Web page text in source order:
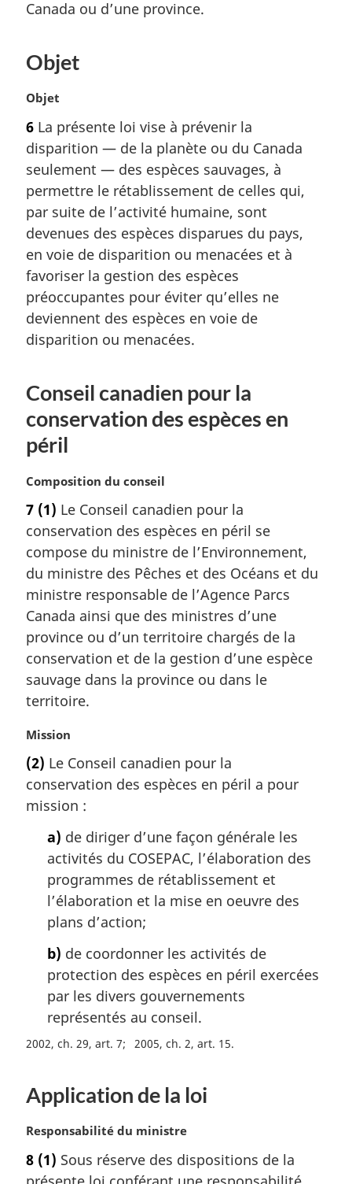
e
r
i
a
l
e
Canada ou d’une province.
Objet
N
t
e
m
a
r
g
i
n
a
e
:
Objet
6 La présente loi vise à prévenir la
disparition — de la planète ou du Canada
seulement — des espèces sauvages, à
permettre le rétablissement de celles qui,
par suite de l’activité humaine, sont
devenues des espèces disparues du pays,
en voie de disparition ou menacées et à
favoriser la gestion des espèces
préoccupantes pour éviter qu’elles ne
deviennent des espèces en voie de
disparition ou menacées.
Conseil canadien pour la
conservation des espèces en
péril
N
t
e
m
a
g
i
n
a
e
:
Composition du conseil
7 (1) Le Conseil canadien pour la
conservation des espèces en péril se
compose du ministre de l’Environnement,
du ministre des Pêches et des Océans et du
ministre responsable de l’Agence Parcs
Canada ainsi que des ministres d’une
province ou d’un territoire chargés de la
conservation et de la gestion d’une espèce
sauvage dans la province ou dans le
territoire.
N
t
e
m
Mission
(2) Le Conseil canadien pour la
conservation des espèces en péril a pour
mission :
a) de diriger d’une façon générale les
activités du COSEPAC, l’élaboration des
programmes de rétablissement et
l’élaboration et la mise en oeuvre des
plans d’action;
b) de coordonner les activités de
protection des espèces en péril exercées
par les divers gouvernements
représentés au conseil.
2002, ch. 29, art. 7 2005, ch. 2, art. 15
Application de la loi
N
t
Responsabilité du ministre
8 (1) Sous réserve des dispositions de la